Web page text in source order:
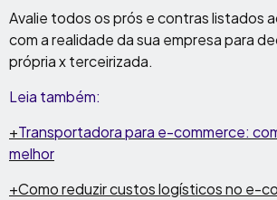
Avalie todos os prós e contras listados
com a realidade da sua empresa para
própria x terceirizada.
Leia também:
+Transportadora para e-commerce:
melhor
+Como reduzir custos logísticos no e-